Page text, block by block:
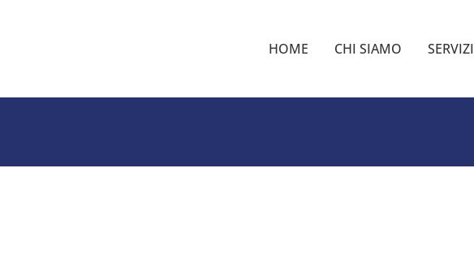
HOME CHI SIAMO SERVIZI